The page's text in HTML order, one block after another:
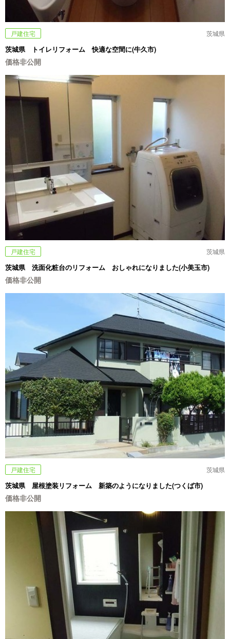
戸建住宅 茨城県
茨城県 トイレリフォーム 快適な空間に(牛久市)
価格非公開
戸建住宅 茨城県
茨城県 洗面化粧台のリフォーム おしゃれになりました(小美玉市)
価格非公開
戸建住宅 茨城県
茨城県 屋根塗装リフォーム 新築のようになりました(つくば市)
価格非公開